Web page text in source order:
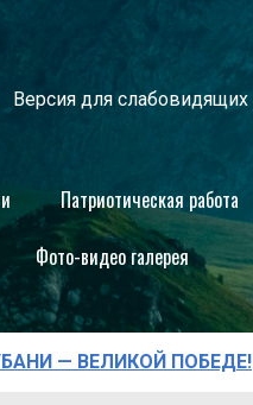
Версия для слабовидящих
Патриотическая работа
Фото-видео галерея
— ВЕЛИКОЙ ПОБЕДЕ!